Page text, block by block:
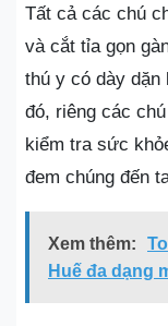
Tất cả các chú
và cắt tỉa gọn
thú y có dày dặn
đó, riêng các
kiểm tra sức
đem chúng đến
Xem thêm:
Huế đa dạng